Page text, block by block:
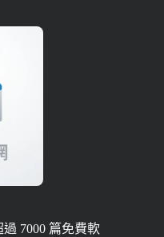
7000 篇免費軟